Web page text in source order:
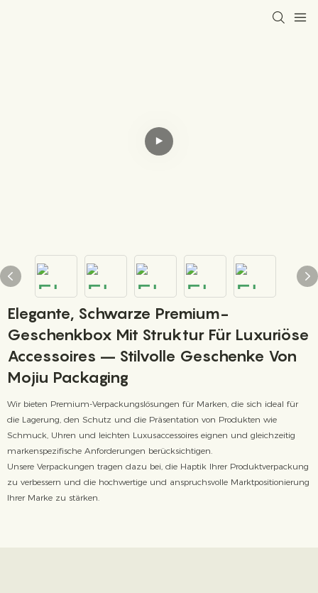
Elegante, Schwarze Premium-
Geschenkbox Mit Struktur Für Luxuriöse
Accessoires – Stilvolle Geschenke Von
Mojiu Packaging
Wir bieten Premium-Verpackungslösungen für Marken, die sich ideal für
die Lagerung, den Schutz und die Präsentation von Produkten wie
Schmuck, Uhren und leichten Luxusaccessoires eignen und gleichzeitig
markenspezifische Anforderungen berücksichtigen.
Unsere Verpackungen tragen dazu bei, die Haptik Ihrer Produktverpackung
zu verbessern und die hochwertige und anspruchsvolle Marktpositionierung
Ihrer Marke zu stärken.